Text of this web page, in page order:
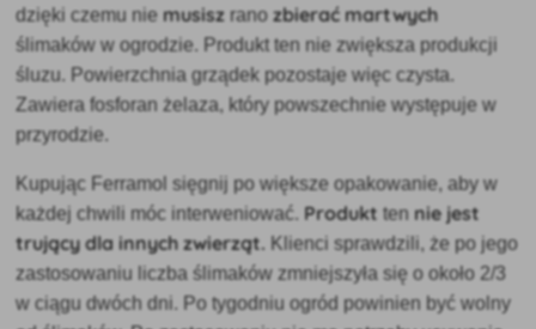
dzięki czemu niemusisz ranozbierać martwych
ślimaków w ogrodzie. Produkt ten nie zwiększa produkcji
śluzu. Powierzchnia grządek pozostaje więc czysta.
Zawiera fosforan żelaza, który powszechnie występuje w
przyrodzie.
Kupując Ferramol sięgnij po większe opakowanie, aby w
każdej chwili móc interweniować.Produkt tennie jest
trujący dla innych zwierząt. Klienci sprawdzili, że po jego
zastosowaniu liczba ślimaków zmniejszyła się o około 2/3
w ciągu dwóch dni. Po tygodniu ogród powinien być wolny